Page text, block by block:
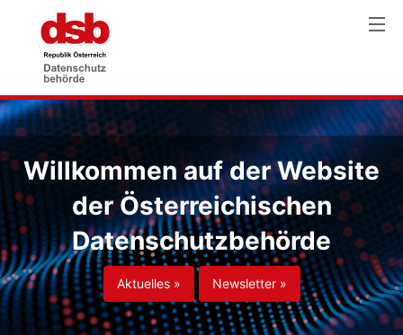
Willkommen auf der Website
der Österreichischen
Datenschutzbehörde
Aktuelles » Newsletter »